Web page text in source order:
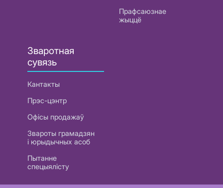
Прафсаюзнае
жыццё
Зваротная
сувязь
Кантакты
Прэс-цэнтр
Офісы продажаў
Звароты грамадзян
і юрыдычных асоб
Пытанне
спецыялісту